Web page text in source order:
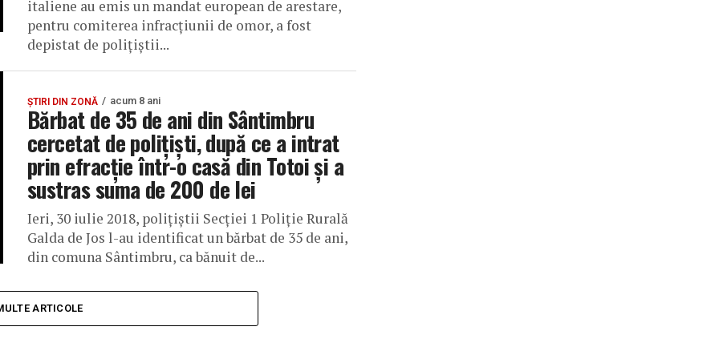
italiene au emis un mandat european de arestare,
pentru comiterea infracțiunii de omor, a fost
depistat de poliţiştii...
ȘTIRI DIN ZONĂ acum 8 ani
Bărbat de 35 de ani din Sântimbru
cercetat de polițiști, după ce a intrat
prin efracție într-o casă din Totoi și a
sustras suma de 200 de lei
Ieri, 30 iulie 2018, poliţiştii Secţiei 1 Poliţie Rurală
Galda de Jos l-au identificat un bărbat de 35 de ani,
din comuna Sântimbru, ca bănuit de...
ARTICOLE